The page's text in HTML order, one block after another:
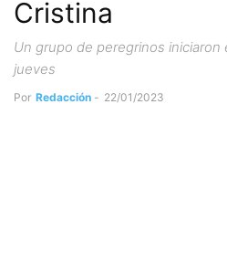
Cristina
Un grupo de peregrinos iniciaron
jueves
Por Redacción - 22/01/2023